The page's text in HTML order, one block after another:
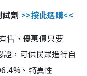
劑 >>按此選購<<
售，優惠價只要
，可供民眾進行自
、特異性